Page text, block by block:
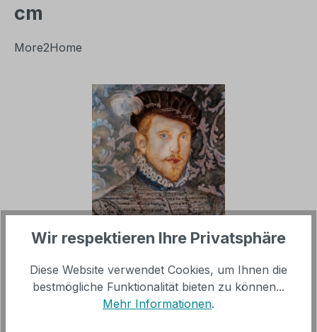
cm
More2Home
Verkaufspreis:
249,00 € % Regulärer Preis:
451,00 € (44.79% gespart)
Wir respektieren Ihre Privatsphäre
Diese Website verwendet Cookies, um Ihnen die
bestmögliche Funktionalität bieten zu können...
Mehr Informationen.